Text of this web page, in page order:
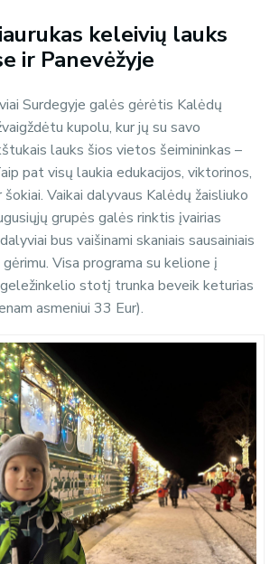
keleivių lauks
ir Panevėžyje
Surdegyje galės gėrėtis Kalėdų
kupolu, kur jų su savo
lauks šios vietos šeimininkas –
pat visų laukia edukacijos, viktorinos,
Vaikai dalyvaus Kalėdų žaisliuko
grupės galės rinktis įvairias
bus vaišinami skaniais sausainiais
Visa programa su kelione į
stotį trunka beveik keturias
asmeniui 33 Eur).